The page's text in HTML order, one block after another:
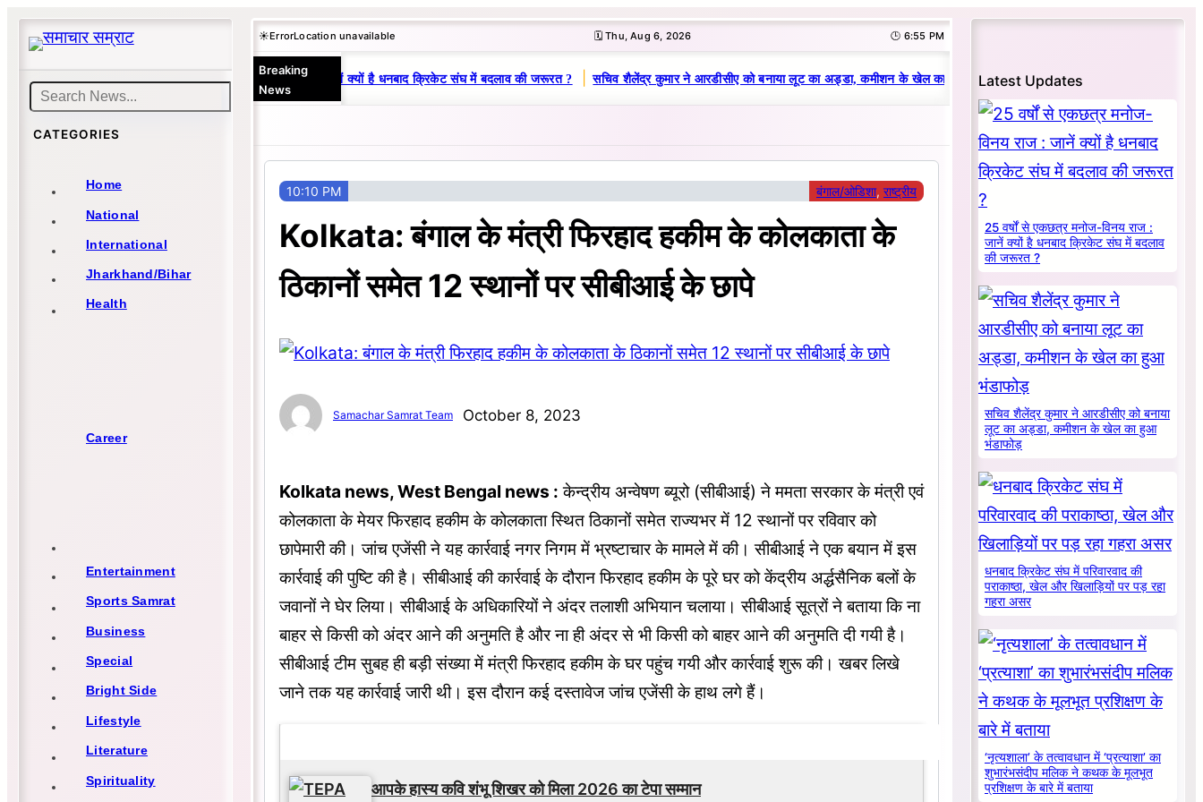
Skip
content
Search
CATEGORIES
Home
National
International
Jharkhand/Bihar
Health
Career
Entertainment
Sports Samrat
Business
Special
Bright Side
Lifestyle
Literature
Spirituality
☀️ErrorLocation unavailable 🗓️ Thu, Aug 6, 2026 🕒 6:55 PM
Breaking
News
25 वर्षों से एकछत्र मनोज-विनय राज : जानें क्यों है धनबाद क्रिकेट संघ में बदलाव की जरूरत ? | सचिव शैलेंद्र कुमार ने आरडीसीए को बनाया लूट का अड्डा, कमीशन के खेल का हुआ भंडाफोड़ | धनबाद क्रिकेट संघ में परिवारवाद की
10:10 PM बंगाल/ओडिशा, राष्ट्रीय
Kolkata: बंगाल के मंत्री फिरहाद हकीम के कोलकाता के
ठिकानों समेत 12 स्थानों पर सीबीआई के छापे
Samachar Samrat Team October 8, 2023
Kolkata news, West Bengal news : केन्द्रीय अन्वेषण ब्यूरो (सीबीआई) ने ममता सरकार के मंत्री एवं
कोलकाता के मेयर फिरहाद हकीम के कोलकाता स्थित ठिकानों समेत राज्यभर में 12 स्थानों पर रविवार को
छापेमारी की। जांच एजेंसी ने यह कार्रवाई नगर निगम में भ्रष्टाचार के मामले में की। सीबीआई ने एक बयान में इस
कार्रवाई की पुष्टि की है। सीबीआई की कार्रवाई के दौरान फिरहाद हकीम के पूरे घर को केंद्रीय अर्द्धसैनिक बलों के
जवानों ने घेर लिया। सीबीआई के अधिकारियों ने अंदर तलाशी अभियान चलाया। सीबीआई सूत्रों ने बताया कि ना
बाहर से किसी को अंदर आने की अनुमति है और ना ही अंदर से भी किसी को बाहर आने की अनुमति दी गयी है।
सीबीआई टीम सुबह ही बड़ी संख्या में मंत्री फिरहाद हकीम के घर पहुंच गयी और कार्रवाई शुरू की। खबर लिखे
जाने तक यह कार्रवाई जारी थी। इस दौरान कई दस्तावेज जांच एजेंसी के हाथ लगे हैं।
आपके हास्य कवि शंभू शिखर को मिला 2026 का टेपा सम्मान
Latest Updates
25 वर्षों से एकछत्र मनोज-विनय राज :
जानें क्यों है धनबाद क्रिकेट संघ में बदलाव
की जरूरत ?
सचिव शैलेंद्र कुमार ने आरडीसीए को बनाया
लूट का अड्डा, कमीशन के खेल का हुआ
भंडाफोड़
धनबाद क्रिकेट संघ में परिवारवाद की
पराकाष्ठा, खेल और खिलाड़ियों पर पड़ रहा
गहरा असर
‘नृत्यशाला’ के तत्वावधान में ‘प्रत्याशा’ का
शुभारंभसंदीप मलिक ने कथक के मूलभूत
प्रशिक्षण के बारे में बताया